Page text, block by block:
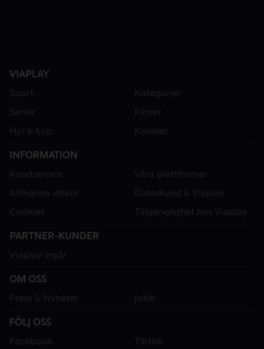
VIAPLAY
Sport
Kategorier
Serier
Filmer
Hyr & köp
Kanaler
INFORMATION
Kundservice
Våra plattformar
Allmänna villkor
Dataskydd & Viaplay
Cookies
Tillgänglighet hos Viaplay
PARTNER-KUNDER
Viaplay ingår
OM OSS
Press & Nyheter
Jobb
FÖLJ OSS
Facebook
Tiktok